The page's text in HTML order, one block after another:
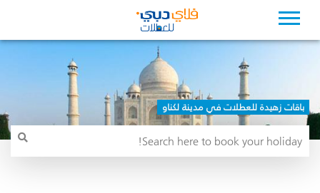
باقات زهيدة للعطلات في مدينة لكناو